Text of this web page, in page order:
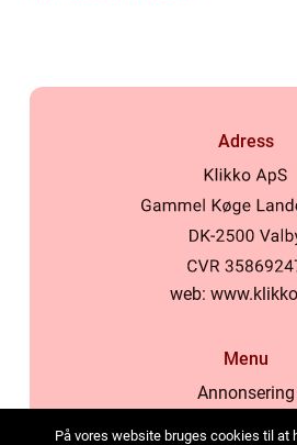
Adress
web:
Menu
Annonsering
På vores website bruges cookies til at